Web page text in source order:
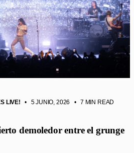
LIVE! • 5 JUNIO, 2026 • 7 MIN READ
demoledor entre el grunge